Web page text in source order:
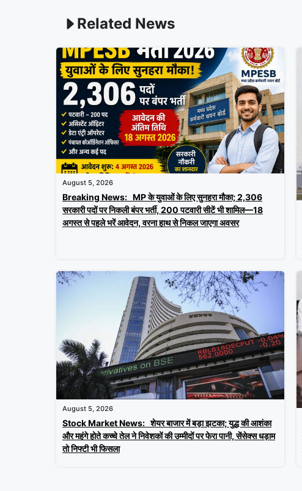
Related News
August 5, 2026
Breaking News: MP के युवाओं के लिए सुनहरा मौका; 2,306
सरकारी पदों पर निकली बंपर भर्ती, 200 पटवारी सीटें भी शामिल—18
अगस्त से पहले भरें आवेदन, वरना हाथ से निकल जाएगा अवसर
August 5, 2026
Stock Market News: शेयर बाजार में बड़ा झटका; युद्ध की आशंका
और महंगे होते कच्चे तेल ने निवेशकों की उम्मीदों पर फेरा पानी, सेंसेक्स धड़ाम
तो निफ्टी भी फिसला